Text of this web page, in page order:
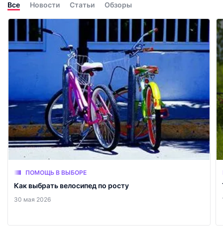
Все Новости Статьи Обзоры
ПОМОЩЬ В ВЫБОРЕ
Как выбрать велосипед по росту
30 мая 2026